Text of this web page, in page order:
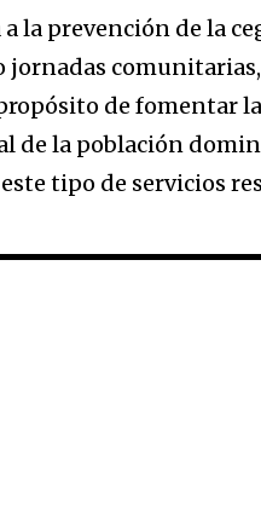
la prevención de la
de fomentar
de la población
tipo de servicios